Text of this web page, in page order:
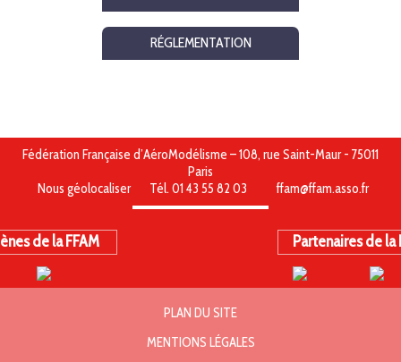
RÉGLEMENTATION
Fédération Française d’AéroModélisme – 108, rue Saint-Maur - 75011
Paris
Nous géolocaliser
Tél. 01 43 55 82 03 ffam@ffam.asso.fr
de la FFAM Partenaires de la
PLAN DU SITE
MENTIONS LÉGALES